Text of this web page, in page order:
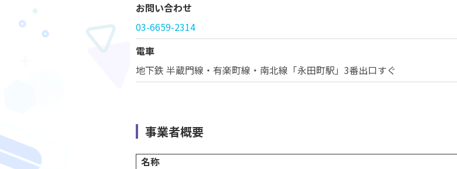
お問い合わせ
03-6659-2314
電車
地下鉄 半蔵門線・有楽町線・南北線「永田町駅」3番出口すぐ
事業者概要
名称